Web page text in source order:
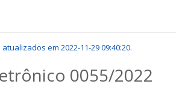
atualizados em 2022-11-29 09:40:20.
0055/2022